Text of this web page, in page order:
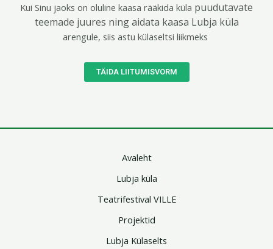
Kui Sinu jaoks on oluline kaasa rääkida küla puudutavate
teemade juures ning aidata kaasa Lubja küla
arengule, siis astu külaseltsi liikmeks
TÄIDA LIITUMISVORM
Avaleht
Lubja küla
Teatrifestival VILLE
Projektid
Lubja Külaselts